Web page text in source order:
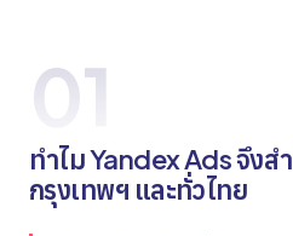
01
ทำไม Yandex Ads จึง
กรุงเทพฯ และทั่วไทย